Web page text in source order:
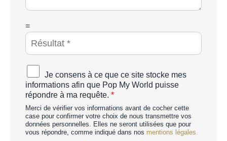
g
*
C
A
T
C
H
A
p
e
r
s
o
=
A
c
c
o
r
d
R
Je consens à ce que ce site stocke mes
informations afin que Pop My World puisse
répondre à ma requête. *
Merci de vérifier vos informations avant de cocher cette
case pour confirmer votre choix de nous transmettre vos
données personnelles. Elles ne seront utilisées que pour
vous répondre, comme indiqué dans nos mentions légales.